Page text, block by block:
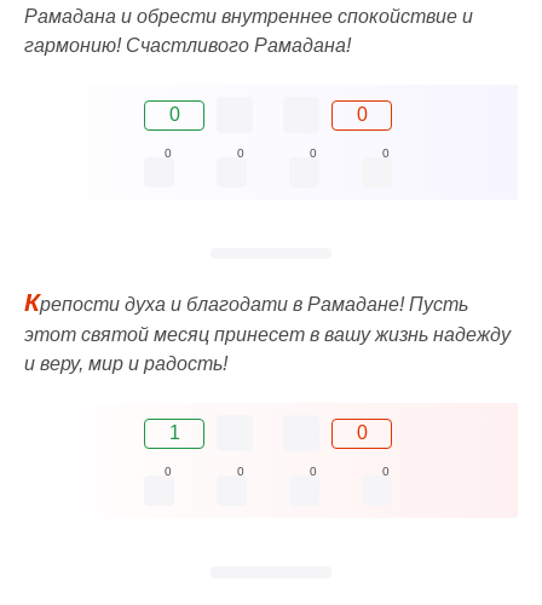
Рамадана и обрести внутреннее спокойствие и
гармонию! Счастливого Рамадана!
0 0
0 0 0 0
Крепости духа и благодати в Рамадане! Пусть
этот святой месяц принесет в вашу жизнь надежду
и веру, мир и радость!
1 0
0 0 0 0